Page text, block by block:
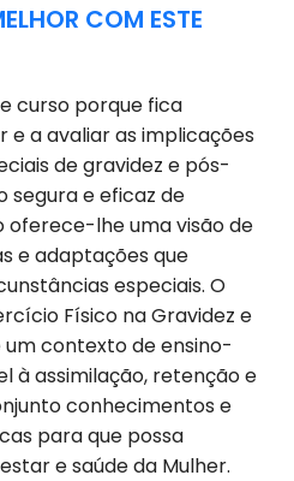
COM ESTE
curso porque fica
a avaliar as implicações
de gravidez e pós-
segura e eficaz de
oferece-lhe uma visão de
e adaptações que
especiais. O
Físico na Gravidez e
contexto de ensino-
à assimilação, retenção e
conhecimentos e
para que possa
e saúde da Mulher.